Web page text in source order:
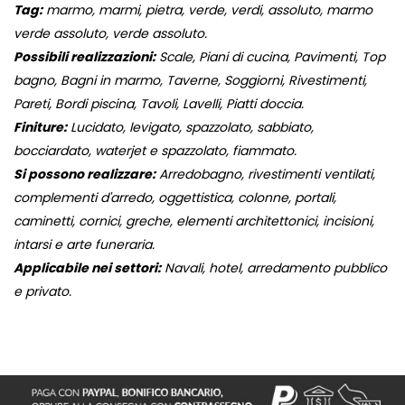
Tag:marmo, marmi, pietra, verde, verdi, assoluto, marmo
verde assoluto, verde assoluto.
Possibili realizzazioni:Scale, Piani di cucina, Pavimenti, Top
bagno, Bagni in marmo, Taverne, Soggiorni, Rivestimenti,
Pareti, Bordi piscina, Tavoli, Lavelli, Piatti doccia.
Finiture:Lucidato, levigato, spazzolato, sabbiato,
bocciardato, waterjet e spazzolato, fiammato.
Si possono realizzare:Arredobagno, rivestimenti ventilati,
complementi d'arredo, oggettistica, colonne, portali,
caminetti, cornici, greche, elementi architettonici, incisioni,
intarsi e arte funeraria.
Applicabile nei settori:Navali, hotel, arredamento pubblico
e privato.